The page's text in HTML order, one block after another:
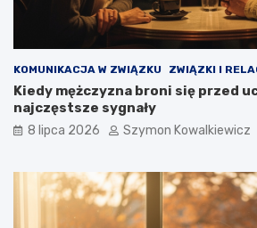
KOMUNIKACJA W ZWIĄZKU ZWIĄZKI I
Kiedy mężczyzna broni się przed
najczęstsze sygnały
8 lipca 2026 Szymon Kowalkiewicz